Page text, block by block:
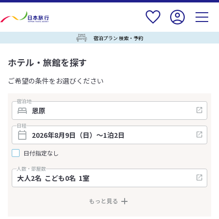
宿泊プラン 検索・予約
ホテル・旅館を探す
ご希望の条件をお選びください
宿泊地
日程
日付指定なし
人数・部屋数
もっと見る